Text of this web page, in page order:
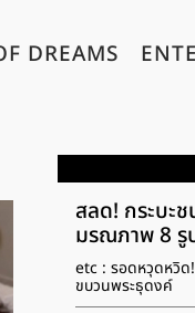
DREAMS
สลด! กระบะ
มรณภาพ 8 รู
etc : รอดหวุดหวิ
ขบวนพระธุดงค์